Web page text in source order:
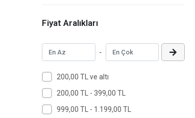
Fiyat Aralıkları
-
200,00 TL ve altı
200,00 TL - 399,00 TL
999,00 TL - 1.199,00 TL